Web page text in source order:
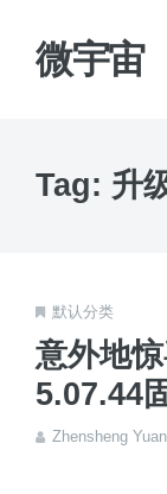
微宇宙
Tag: 升
默认分类
意外地
5.07.44
Zhensheng Yuan